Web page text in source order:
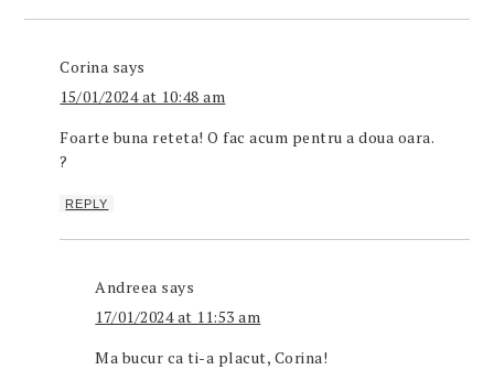
Corina says
15/01/2024 at 10:48 am
Foarte buna reteta! O fac acum pentru a doua oara.
?
REPLY
Andreea says
17/01/2024 at 11:53 am
Ma bucur ca ti-a placut, Corina!